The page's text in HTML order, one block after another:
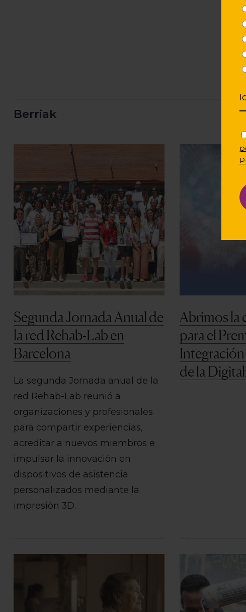
Segunda Jornada Anual de
la red Rehab-Lab en
Barcelona
La segunda Jornada anual de la
red Rehab-Lab reunió a
organizaciones y profesionales
para compartir experiencias,
acreditar a nuevos miembros e
impulsar la innovación en
dispositivos de asistencia
personalizados mediante la
impresión 3D.
Abrimos la
para el
Integración
de la